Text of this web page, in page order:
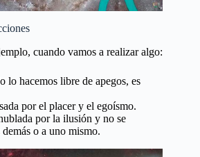
cuando vamos a realizar algo:
lo hacemos libre de apegos, es
por el placer y el egoísmo.
por la ilusión y no se
o a uno mismo.